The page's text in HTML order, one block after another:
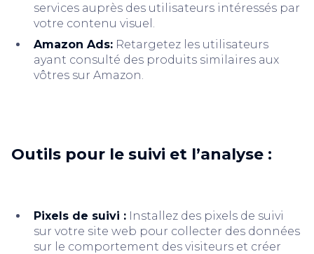
services auprès des utilisateurs intéressés par
votre contenu visuel.
Amazon Ads: Retargetez les utilisateurs
ayant consulté des produits similaires aux
vôtres sur Amazon.
Outils pour le suivi et l’analyse :
Pixels de suivi : Installez des pixels de suivi
sur votre site web pour collecter des données
sur le comportement des visiteurs et créer